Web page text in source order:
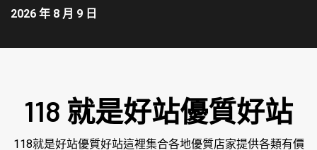
2026 年 8 月 9 日
118 就是好站優質好站
118就是好站優質好站這裡集合各地優質店家提供各類有價